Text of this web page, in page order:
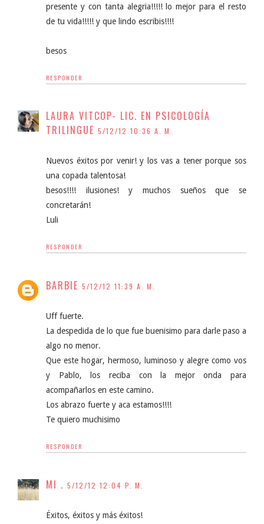
presente y con tanta alegria!!!!! lo mejor para el resto
de tu vida!!!!! y que lindo escribis!!!!
besos
RESPONDER
LAURA VITCOP- LIC. EN PSICOLOGÍA
TRILINGUE 5/12/12 10:36 A. M.
Nuevos éxitos por venir! y los vas a tener porque sos
una copada talentosa!
besos!!!! ilusiones! y muchos sueños que se
concretarán!
Luli
RESPONDER
BARBIE 5/12/12 11:39 A. M.
Uff fuerte.
La despedida de lo que fue buenisimo para darle paso a
algo no menor.
Que este hogar, hermoso, luminoso y alegre como vos
y Pablo, los reciba con la mejor onda para
acompañarlos en este camino.
Los abrazo fuerte y aca estamos!!!!
Te quiero muchisimo
RESPONDER
MI . 5/12/12 12:04 P. M.
Éxitos, éxitos y más éxitos!